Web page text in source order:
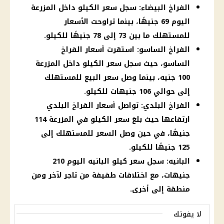
الفراخ البيضاء: سجل سعر الكيلو داخل المزرعة
اليوم 69 جنيهًا، بينما تراوحت الأسعار
للمستهلك ما بين 73 إلى 78 جنيهًا للكيلو.
الفراخ الساسو: استقرت أسعار الفراخ
الساسو، حيث سجل سعر الكيلو داخل المزرعة
100 جنيه، بينما وصل سعر البيع للمستهلك
إلى حوالي 106 جنيهات للكيلو.
الفراخ البلدي: تواصل أسعار الفراخ البلدي
ارتفاعها حيث بلغ سعر الكيلو في المزرعة 114
جنيهًا، في حين وصل السعر للمستهلك إلى
125 جنيهًا للكيلو.
البانيه: سجل سعر كيلو البانيه اليوم 210
جنيهات، مع اختلافات طفيفة من تاجر لآخر ومن
منطقة إلى أخرى.
لا يفوتك